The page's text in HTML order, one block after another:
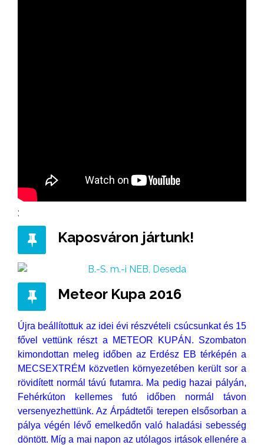
;
Kaposváron jártunk!
Meteor Kupa 2016
Újra beállítottuk az idei évi részvételi csúcsunkat és 15
fővel vettünk részt a METEOR KUPÁN. Szombaton
kimondottan meleg időben az Erdész EB térképén a
MECSEXTRÉM közvetlen környezetében került sor a
rövidített normál távú futamra. Ma pedig hazai pályán,
Fehérkúton kellemes futó időben normál távon
versenyezhettünk. Az Árpádtetői terepen elsősorban a
pálya végén lévő emelkedőn való haladási sebesség
döntött. Míg a mai napon az utólagos irtások ellenére a